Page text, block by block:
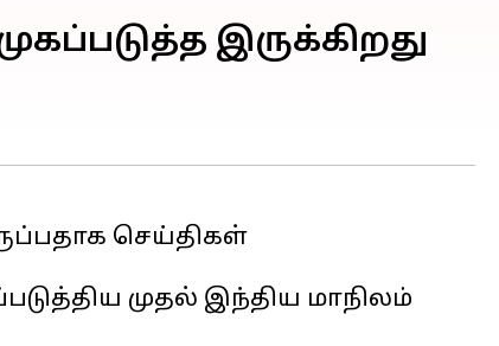
இருக்கிறது
செய்திகள்
முதல் இந்திய மாநிலம்